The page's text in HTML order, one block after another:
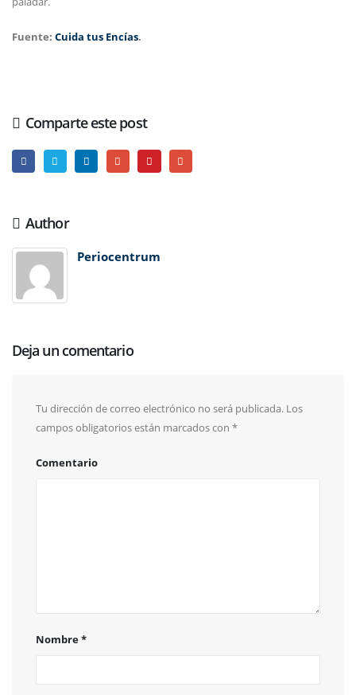
Fuente: Cuida tus Encías.
Comparte este post
Author
Periocentrum
Deja un comentario
Tu dirección de correo electrónico no será publicada. Los
campos obligatorios están marcados con *
Comentario
Nombre*